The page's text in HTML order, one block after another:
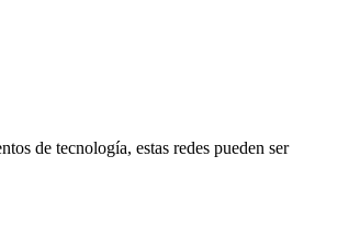
de tecnología, estas redes pueden ser